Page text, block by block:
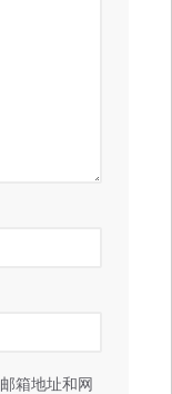
箱地址和网